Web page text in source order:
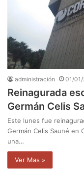
administración 01/
Reinagurada
Germán Celis
Este lunes fue
Germán Celis Sauné en
una…
Ver Mas »